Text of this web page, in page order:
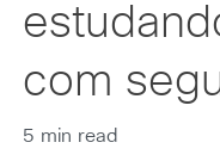
com
5 min read